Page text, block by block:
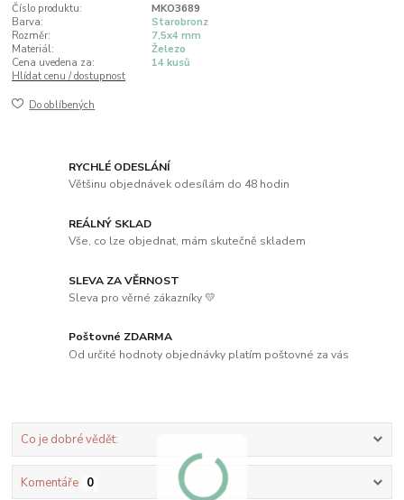
Číslo produktu:
MKO3689
Barva:
Starobronz
Rozměr:
7,5x4 mm
Materiál:
Železo
Cena uvedena za:
14 kusů
Hlídat cenu / dostupnost
Do oblíbených
RYCHLÉ ODESLÁNÍ
Většinu objednávek odesílám do 48 hodin
REÁLNÝ SKLAD
Vše, co lze objednat, mám skutečně skladem
SLEVA ZA VĚRNOST
Sleva pro věrné zákazníky 💛
Poštovné ZDARMA
Od určité hodnoty objednávky platím poštovné za vás
Co je dobré vědět:
Komentáře 0